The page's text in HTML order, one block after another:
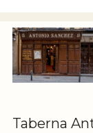
Taberna